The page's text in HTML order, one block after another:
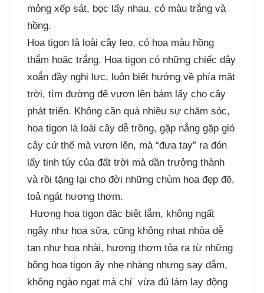
mỏng xếp sát, bọc lấy nhau, có màu trắng và
hồng.
Hoa tigon là loài cây leo, có hoa màu hồng
thắm hoặc trắng. Hoa tigon có những chiếc dây
xoắn đầy nghị lực, luôn biết hướng về phía mặt
trời, tìm đường để vươn lên bám lấy cho cây
phát triển. Không cần quá nhiều sự chăm sóc,
hoa tigon là loài cây dễ trồng, gặp nắng gặp gió
cây cứ thế mà vươn lên, mà “đưa tay” ra đón
lấy tinh túy của đất trời mà dần trưởng thành
và rồi tặng lại cho đời những chùm hoa đẹp đẽ,
toả ngát hương thơm.
Hương hoa tigon đặc biệt lắm, không ngất
ngây như hoa sữa, cũng không nhạt nhòa dễ
tan như hoa nhài, hương thơm tỏa ra từ những
bông hoa tigon ấy nhẹ nhàng nhưng say đắm,
không ngào ngạt mà chỉ vừa đủ làm lay động